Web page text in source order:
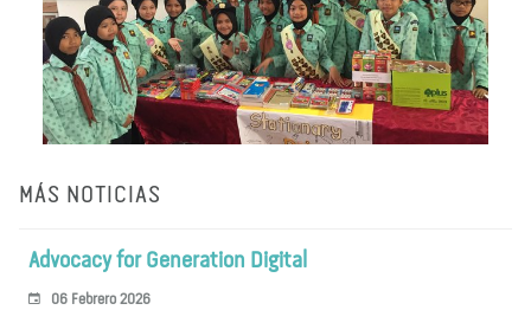
MÁS NOTICIAS
Advocacy for Generation Digital
06 Febrero 2026